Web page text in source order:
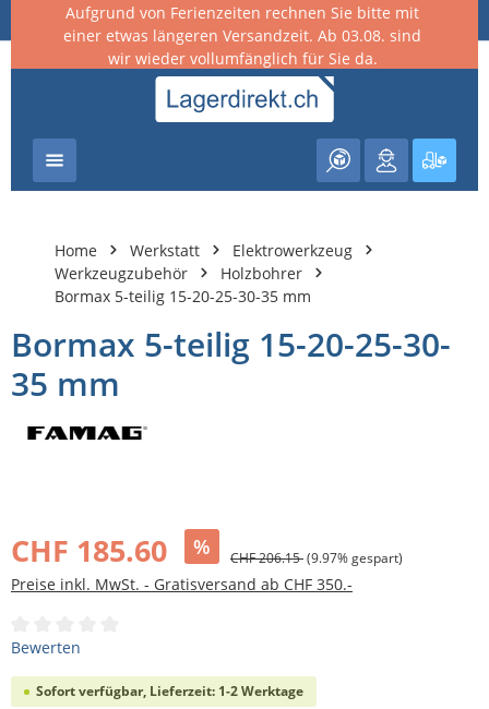
springen
Aufgrund von Ferienzeiten rechnen Sie bitte mit
einer etwas längeren Versandzeit. Ab 03.08. sind
wir wieder vollumfänglich für Sie da.
Home Werkstatt
Elektrowerkzeug
Werkzeugzubehör
Holzbohrer
Bormax 5-teilig 15-20-25-30-35 mm
Bormax 5-teilig 15-20-25-30-
35 mm
CHF 185.60 % CHF 206.15(9.97% gespart)
Preise inkl. MwSt. - Gratisversand ab CHF 350.-
Durchschnittliche Bewertung von 0 von 5 Sternen
Bewerten
Sofort verfügbar, Lieferzeit: 1-2 Werktage